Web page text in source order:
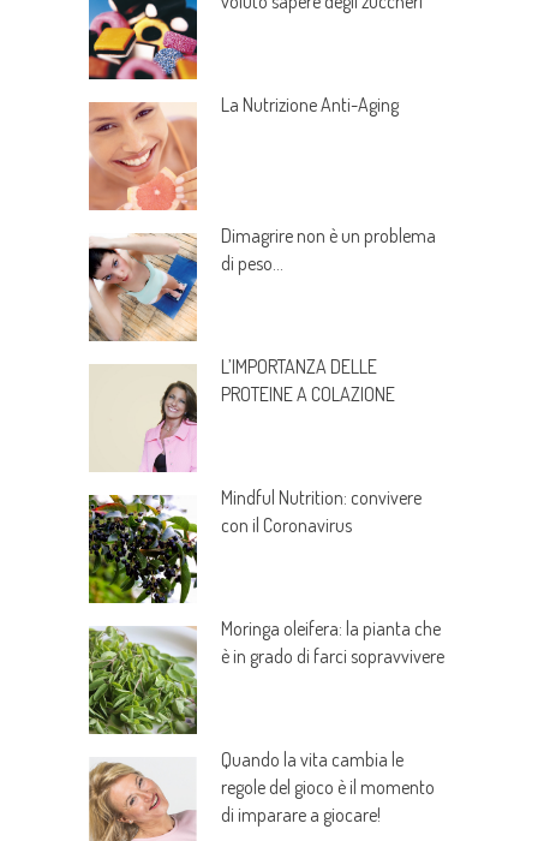
La Nutrizione Anti-Aging
Dimagrire non è un problema
di peso…
L’IMPORTANZA DELLE
PROTEINE A COLAZIONE
Mindful Nutrition: convivere
con il Coronavirus
Moringa oleifera: la pianta che
è in grado di farci sopravvivere
Quando la vita cambia le
regole del gioco è il momento
di imparare a giocare!